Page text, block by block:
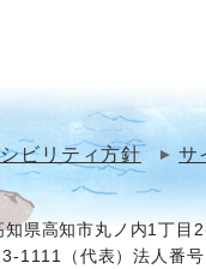
ビリティ方針 サ
知県高知市丸ノ内1丁目
1111（代表）法人番